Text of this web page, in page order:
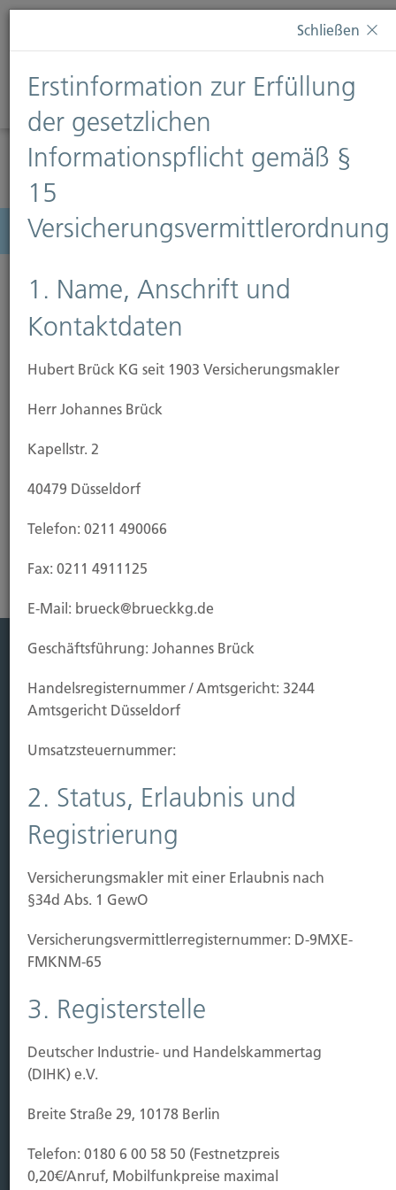
Diese Webseite verwendet Cookies. Wenn Sie weiterhin
Informationen finden Sie auf unserer SeiteDatenschutz
Diese Nachricht nicht erneut anzeigen
Menü
Risikoanalyse
Rheinländer.
Wenn Sie sich nicht nur auf Ihr Glücksschein
file downloadRisikoanalyse und vereinbaren einen
Leistung
Leben
Sichern
Immobilien Vers.
Kauf Grundstück
Baubeginn
Baufertigstellung/Hauskauf
Einzug/Vermietung
Kontakt
Brück | Kapellstraße 2 | 40479 Düsseldorf
brueck@brueckkg.de
© Hubert Brück KG
Schließen
Erstinformation zur Erfüllung
der gesetzlichen
Informationspflicht gemäß §
15
Versicherungsvermittlerordnung
1. Name, Anschrift und
Kontaktdaten
Hubert Brück KG seit 1903 Versicherungsmakler
Herr Johannes Brück
Kapellstr. 2
40479 Düsseldorf
Telefon: 0211 490066
Fax: 0211 4911125
E-Mail: brueck@brueckkg.de
Geschäftsführung: Johannes Brück
Handels­registernummer / Amtsgericht: 3244
Amtsgericht Düsseldorf
Umsatzsteuer­nummer:
2. Status, Erlaubnis und
Registrierung
Versicherungsmakler mit einer Erlaubnis nach
§34d Abs. 1 GewO
Versicherungs­vermittler­registernummer: D-9MXE-
FMKNM-65
3. Registerstelle
Deutscher Industrie- und Handelskammertag
(DIHK) e.V.
Breite Straße 29, 10178 Berlin
Telefon: 0180 6 00 58 50 (Festnetzpreis
0,20€/Anruf, Mobilfunkpreise maximal